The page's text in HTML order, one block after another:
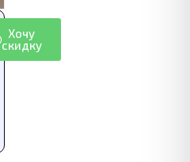
Хочу
скидку